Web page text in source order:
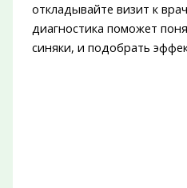
откладывайте визит к
диагностика поможет
синяки, и подобрать